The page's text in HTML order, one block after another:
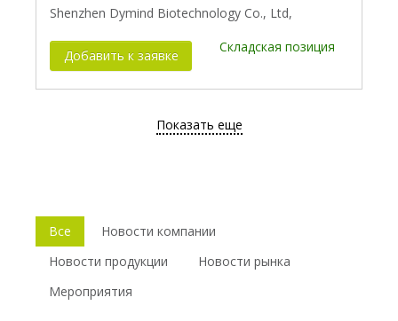
Shenzhen Dymind Biotechnology Co., Ltd,
Добавить к заявке
Складская позиция
Показать еще
Все
Новости компании
Новости продукции
Новости рынка
Мероприятия